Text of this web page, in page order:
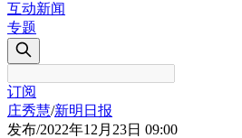
互动新闻
专题
订阅
庄秀慧/新明日报
发布/2022年12月23日 09:00